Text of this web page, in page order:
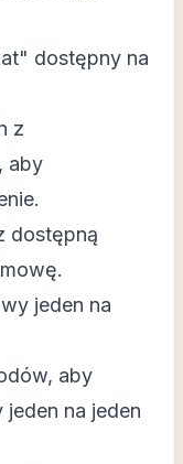
dostępny na
z
aby
dostępną
jeden na
aby
na jeden